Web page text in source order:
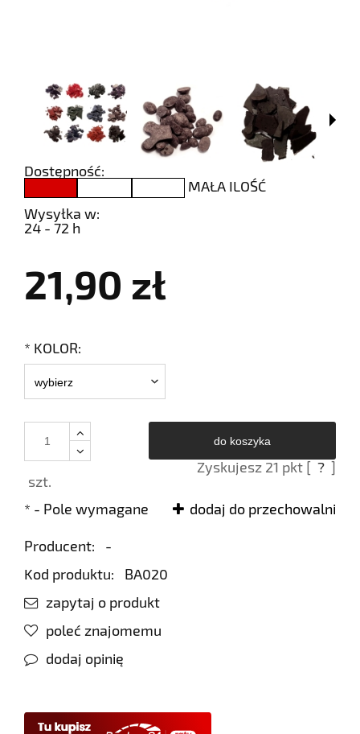
Dostępność:
MAŁA ILOŚĆ
Wysyłka w:
24 - 72 h
21,90 zł
* KOLOR:
szt.
do koszyka
Zyskujesz 21 pkt [ ? ]
dodaj do przechowalni
* - Pole wymagane
Producent:
-
Kod produktu:
BA020
zapytaj o produkt
poleć znajomemu
dodaj opinię